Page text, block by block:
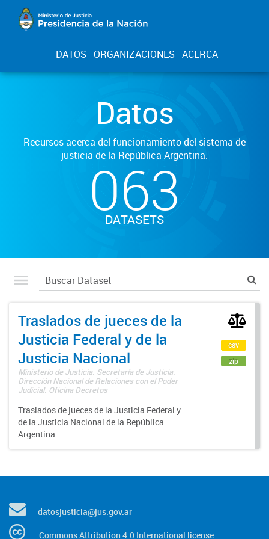
DATOS ORGANIZACIONES ACERCA
Datos
Recursos acerca del funcionamiento del sistema de
justicia de la República Argentina.
063
DATASETS
Traslados de jueces de la
Justicia Federal y de la
Justicia Nacional
Ministerio de Justicia. Secretaría de Justicia.
Dirección Nacional de Relaciones con el Poder
Judicial. Oficina Decretos
Traslados de jueces de la Justicia Federal y
de la Justicia Nacional de la República
Argentina.
csv
zip
datosjusticia@jus.gov.ar
Commons Attribution 4.0 International license